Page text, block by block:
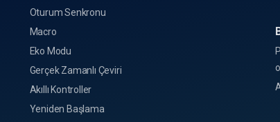
Oturum Senkronu
Macro
Eko Modu
Gerçek Zamanlı Çeviri
Akıllı Kontroller
Yeniden Başlama